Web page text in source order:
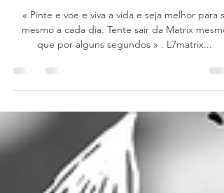
giuliallupo
7 de jun. de 2023
6 min de leitura
SHE WOLF convida L7MATRIX
que por alguns segundos » . L7matrix...